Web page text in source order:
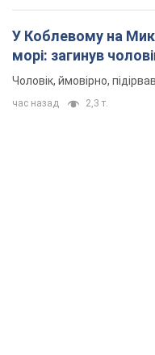
У Коблевому на
морі: загинув
Чоловік, ймовірно,
час назад 2,3 т.